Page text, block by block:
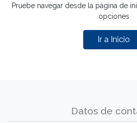
Pruebe navegar desde la página de
opciones
Ir a Inicio
Datos de